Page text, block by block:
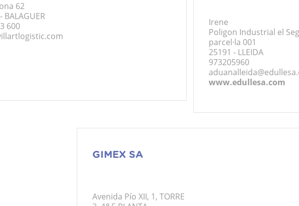
62
BALAGUER
600
Irene
Poligon Industrial el
parcel·la 001
25191 - LLEIDA
973205960
www.edullesa.com
GIMEX SA
Avenida Pío XII, 1, TORRE